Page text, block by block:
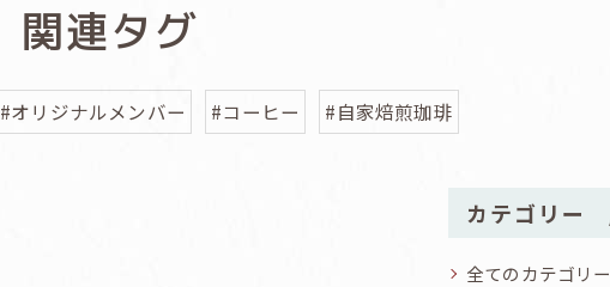
関連タグ
#オリジナルメンバー #コーヒー #自家焙煎珈琲
カテゴリー
全てのカテゴリー